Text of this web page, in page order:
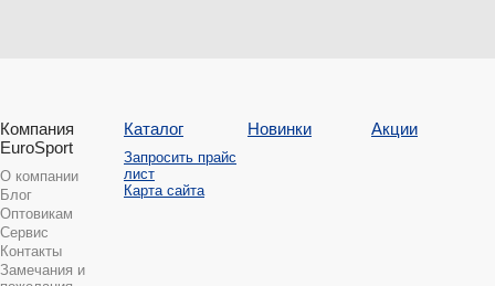
Компания
EuroSport
О компании
Блог
Оптовикам
Сервис
Контакты
Замечания и
Каталог
Запросить прайс
лист
Карта сайта
Новинки Акции